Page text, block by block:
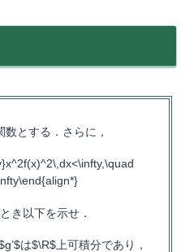
とする．さらに，
き以下を示せ．
は$\R$上可積分であり，